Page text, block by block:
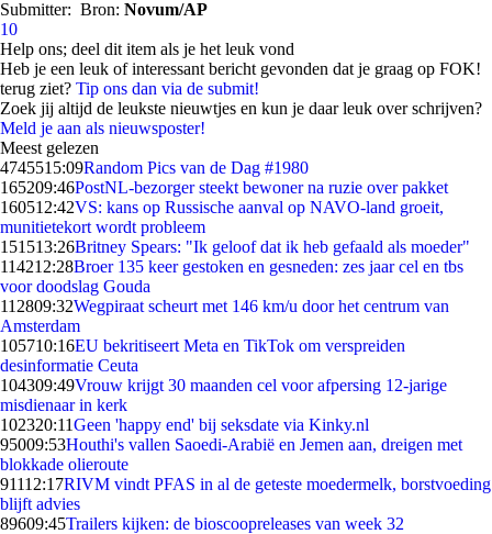
Submitter: Bron: Novum/AP
10
Help ons; deel dit item als je het leuk vond
Heb je een leuk of interessant bericht gevonden dat je graag op FOK!
terug ziet? Tip ons dan via de submit!
Zoek jij altijd de leukste nieuwtjes en kun je daar leuk over schrijven?
Meld je aan als nieuwsposter!
Meest gelezen
4745515:09Random Pics van de Dag #1980
165209:46PostNL-bezorger steekt bewoner na ruzie over pakket
160512:42VS: kans op Russische aanval op NAVO-land groeit,
munitietekort wordt probleem
151513:26Britney Spears: "Ik geloof dat ik heb gefaald als moeder"
114212:28Broer 135 keer gestoken en gesneden: zes jaar cel en tbs
voor doodslag Gouda
112809:32Wegpiraat scheurt met 146 km/u door het centrum van
Amsterdam
105710:16EU bekritiseert Meta en TikTok om verspreiden
desinformatie Ceuta
104309:49Vrouw krijgt 30 maanden cel voor afpersing 12-jarige
misdienaar in kerk
102320:11Geen 'happy end' bij seksdate via Kinky.nl
95009:53Houthi's vallen Saoedi-Arabië en Jemen aan, dreigen met
blokkade olieroute
91112:17RIVM vindt PFAS in al de geteste moedermelk, borstvoeding
blijft advies
89609:45Trailers kijken: de bioscoopreleases van week 32